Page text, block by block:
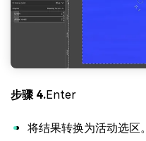
步骤 4.Enter
将结果转换为活动选区。